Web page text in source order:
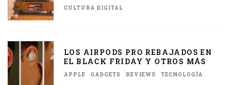
CULTURA DIGITAL
LOS AIRPODS PRO REBAJADOS EN
EL BLACK FRIDAY Y OTROS MÁS
APPLE GADGETS REVIEWS TECNOLOGÍA